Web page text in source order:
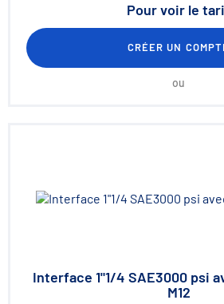
Pour voir le
CRÉER UN
ou
Interface 1"1/4 SAE3000 psi
M12